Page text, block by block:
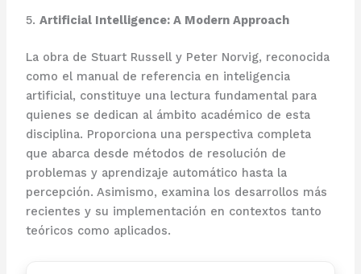
5. Artificial Intelligence: A Modern Approach
La obra de Stuart Russell y Peter Norvig, reconocida
como el manual de referencia en inteligencia
artificial, constituye una lectura fundamental para
quienes se dedican al ámbito académico de esta
disciplina. Proporciona una perspectiva completa
que abarca desde métodos de resolución de
problemas y aprendizaje automático hasta la
percepción. Asimismo, examina los desarrollos más
recientes y su implementación en contextos tanto
teóricos como aplicados.